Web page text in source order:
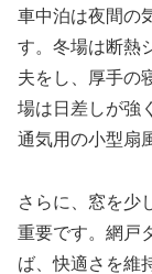
車中泊は夜間の
す。冬場は断熱
夫をし、厚手の
場は日差しが強
通気用の小型扇
さらに、窓を少
重要です。網戸
ば、快適さを維